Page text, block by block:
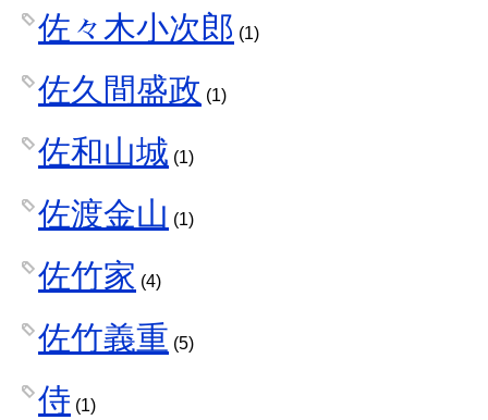
佐々木小次郎 (1)
佐久間盛政 (1)
佐和山城 (1)
佐渡金山 (1)
佐竹家 (4)
佐竹義重 (5)
侍 (1)